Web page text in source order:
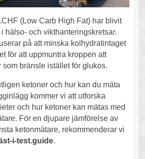
(Low Carb High Fat) har blivit
hälso- och vikthanteringskretsar.
på att minska kolhydratintaget
för att uppmuntra kroppen att
som bränsle istället för glukos.
ketoner och hur kan du mäta
kommer vi att utforska
och hur ketoner kan mätas med
För en djupare jämförelse av
ketonmätare, rekommenderar vi
i-test.guide.